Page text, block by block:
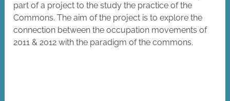
part of a project to the study the practice of the
Commons. The aim of the project is to explore the
connection between the occupation movements of
2011 & 2012 with the paradigm of the commons.